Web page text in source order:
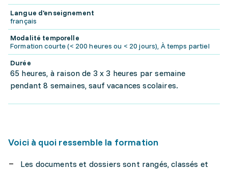
Langue d'enseignement
français
Modalité temporelle
Formation courte (< 200 heures ou < 20 jours), À temps partiel
Durée
65 heures, à raison de 3 x 3 heures par semaine
pendant 8 semaines, sauf vacances scolaires.
Voici à quoi ressemble la formation
Les documents et dossiers sont rangés, classés et